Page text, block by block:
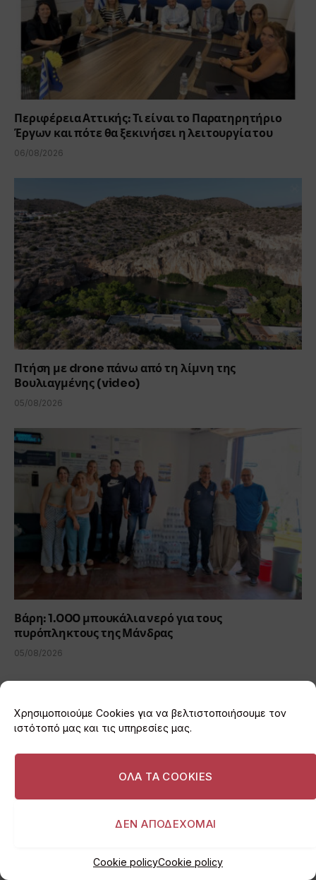
Χρησιμοποιούμε Cookies για να βελτιστοποιήσουμε τον
ιστότοπό μας και τις υπηρεσίες μας.
ΟΛΑ ΤΑ COOKIES
ΔΕΝ ΑΠΟΔΕΧΟΜΑΙ
Cookie policyCookie policy
Περιφέρεια Αττικής: Τι είναι το Παρατηρητήριο
Έργων και πότε θα ξεκινήσει η λειτουργία του
06/08/2026
Πτήση με drone πάνω από τη λίμνη της
Βουλιαγμένης (video)
05/08/2026
Βάρη: 1.000 μπουκάλια νερό για τους
πυρόπληκτους της Μάνδρας
05/08/2026
ADD A COMMENT